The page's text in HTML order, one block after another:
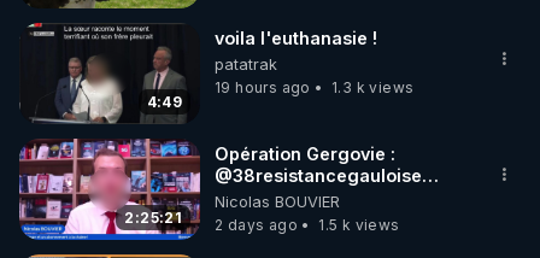
4:49
voila l'euthanasie !
patatrak
19 hours ago
1.3 k views
2:25:21
Opération Gergovie :
‪@38resistancegauloise‬
‪@MarionSigautOfficiel‬
‪@gladysriifard5710‬ Laëtitia
Nicolas BOUVIER
2 days ago
1.5 k views